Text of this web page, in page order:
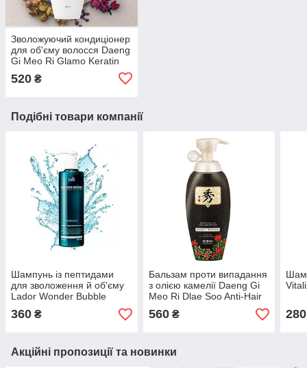
Зволожуючий кондиціонер
для об'єму волосся Daeng
Gi Meo Ri Glamo Keratin
520 ₴
Подібні товари компанії
Шампунь із пептидами
для зволоження й об'єму
Lador Wonder Bubble
Shampoo 250 мл
360 ₴
Бальзам проти випадання
з олією камелії Daeng Gi
Meo Ri Dlae Soo Anti-Hair
Loss Treatment 400 мл
560₴ 280
Акційні пропозиції та новинки